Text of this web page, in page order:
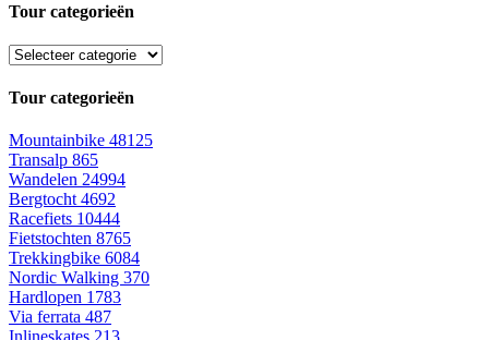
Tour categorieën
Tour categorieën
Mountainbike 48125
Transalp 865
Wandelen 24994
Bergtocht 4692
Racefiets 10444
Fietstochten 8765
Trekkingbike 6084
Nordic Walking 370
Hardlopen 1783
Via ferrata 487